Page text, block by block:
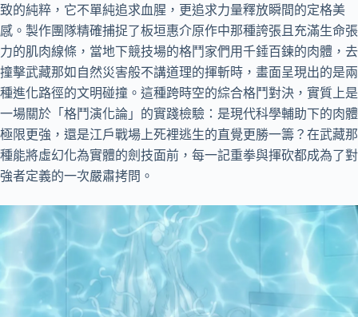
致的純粹，它不單純追求血腥，更追求力量釋放瞬間的定格美
感。製作團隊精確捕捉了板垣惠介原作中那種誇張且充滿生命張
力的肌肉線條，當地下競技場的格鬥家們用千錘百鍊的肉體，去
撞擊武藏那如自然災害般不講道理的揮斬時，畫面呈現出的是兩
種進化路徑的文明碰撞。這種跨時空的綜合格鬥對決，實質上是
一場關於「格鬥演化論」的實踐檢驗：是現代科學輔助下的肉體
極限更強，還是江戶戰場上死裡逃生的直覺更勝一籌？在武藏那
種能將虛幻化為實體的劍技面前，每一記重拳與揮砍都成為了對
強者定義的一次嚴肅拷問。